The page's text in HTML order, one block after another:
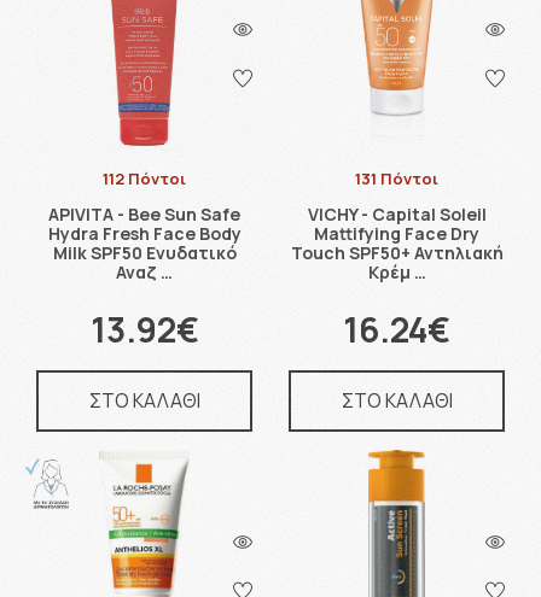
112 Πόντοι
APIVITA - Bee Sun Safe
Hydra Fresh Face Body
Milk SPF50 Ενυδατικό
Αναζ …
13.92€
ΣΤΟ ΚΑΛΑΘΙ
131 Πόντοι
VICHY - Capital Soleil
Mattifying Face Dry
Touch SPF50+ Αντηλιακή
Κρέμ …
16.24€
ΣΤΟ ΚΑΛΑΘΙ